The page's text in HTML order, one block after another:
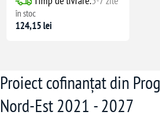
în stoc
124,15 lei
Proiect cofinanțat din
Nord-Est 2021 - 2027